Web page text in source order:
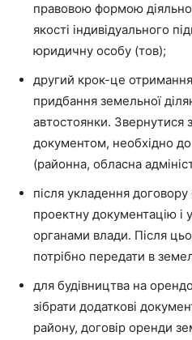
правовою формою
якості індивідуального
юридичну особу (тов);
другий крок-це
придбання земельної
автостоянки. Звернутися
документом, необхідно
(районна, обласна
після укладення договору
проектну документацію і
органами влади. Після
потрібно передати в
для будівництва на
зібрати додаткові
району, договір оренди